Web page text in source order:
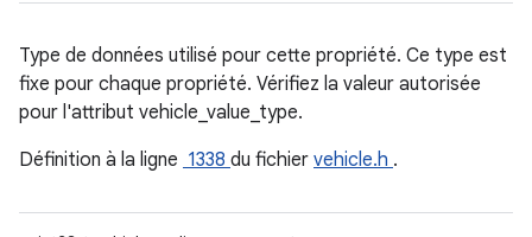
Type de données utilisé pour cette propriété. Ce type est
fixe pour chaque propriété. Vérifiez la valeur autorisée
pour l'attribut vehicle_value_type.
Définition à la ligne 1338 du fichier vehicle.h .